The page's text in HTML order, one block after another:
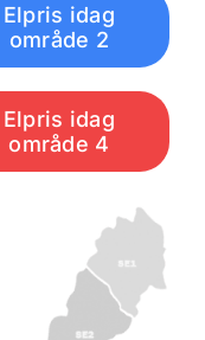
Elpris idag
område 2
Elpris idag
område 4